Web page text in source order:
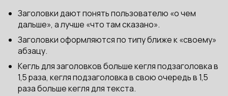
Заголовки дают понять пользователю «о чем
дальше», а лучше «что там сказано».
Заголовки оформляются по типу ближе к «своему»
абзацу.
Кегль для заголовков больше кегля подзаголовка в
1,5 раза, кегля подзаголовка в свою очередь в 1,5
раза больше кегля для текста.